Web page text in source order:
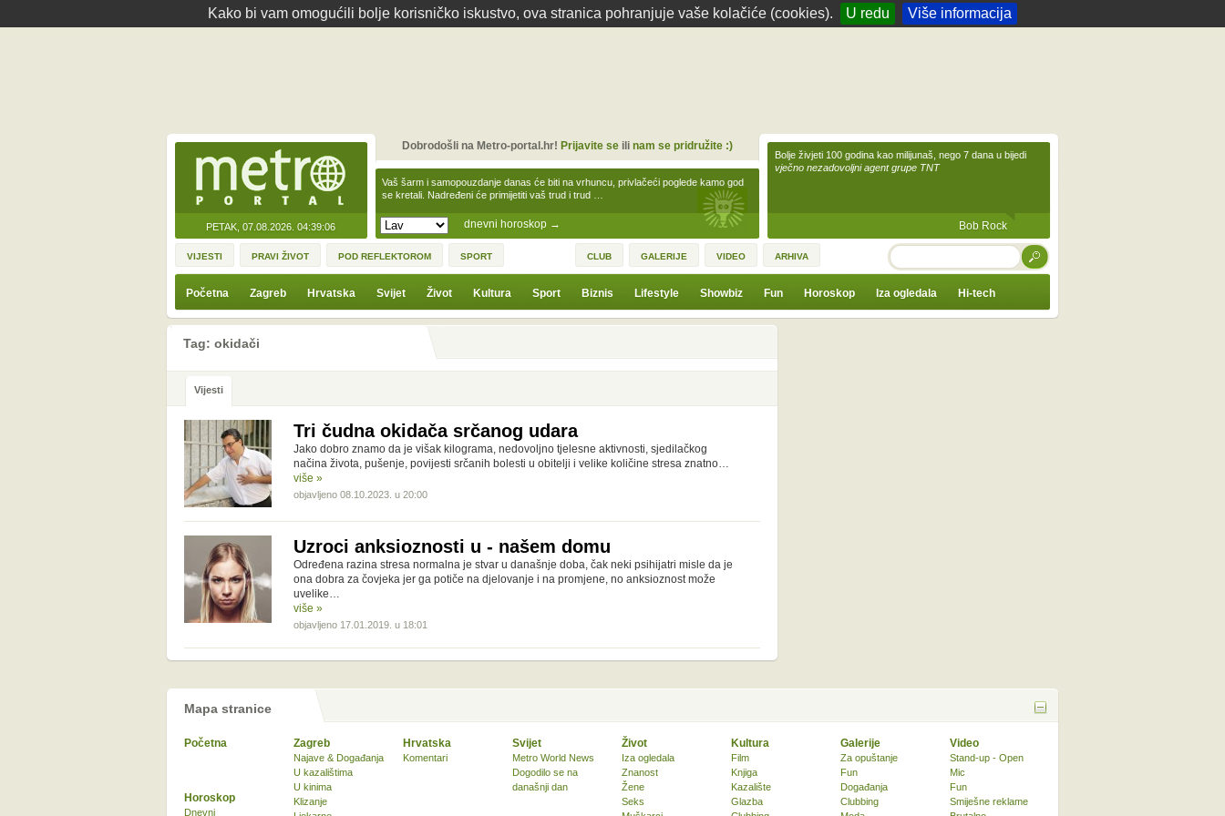
Kako bi vam omogućili bolje korisničko iskustvo, ova stranica pohranjuje vaše kolačiće (cookies). U redu Više informacija
PETAK, 07.08.2026. 04:39:06 dnevni horoskop →
Vaš šarm i samopouzdanje danas će biti na vrhuncu, privlačeći poglede kamo god
se kretali. Nadređeni će primijetiti vaš trud i trud …
Dobrodošli na Metro-portal.hr! Prijavite seili nam se pridružite :)
Bolje živjeti 100 godina kao milijunaš, nego 7 dana u bijedi
vječno nezadovoljni agent grupe TNT
Bob Rock
VIJESTI PRAVI ŽIVOT POD REFLEKTOROM SPORT CLUB GALERIJE VIDEO ARHIVA TRAŽI
Početna Zagreb Hrvatska Svijet Život Kultura Sport Biznis Lifestyle Showbiz Fun Horoskop Iza ogledala Hi-tech
Tag: okidači
Vijesti
Tri čudna okidača srčanog udara
Jako dobro znamo da je višak kilograma, nedovoljno tjelesne aktivnosti, sjedilačkog
načina života, pušenje, povijesti srčanih bolesti u obitelji i velike količine stresa znatno…
više »
objavljeno 08.10.2023. u 20:00
Uzroci anksioznosti u - našem domu
Određena razina stresa normalna je stvar u današnje doba, čak neki psihijatri misle da je
ona dobra za čovjeka jer ga potiče na djelovanje i na promjene, no anksioznost može
uvelike…
više »
objavljeno 17.01.2019. u 18:01
Mapa stranice
Početna Zagreb
Najave & Događanja
U kazalištima
U kinima
Klizanje
Hrvatska
Komentari
Svijet
Metro World News
Dogodilo se na
današnji dan
Život
Iza ogledala
Znanost
Žene
Seks
Kultura
Film
Knjiga
Kazalište
Glazba
Horoskop
Dnevni
Galerije
Za opuštanje
Fun
Događanja
Clubbing
Video
Stand-up - Open
Mic
Fun
Smiješne reklame